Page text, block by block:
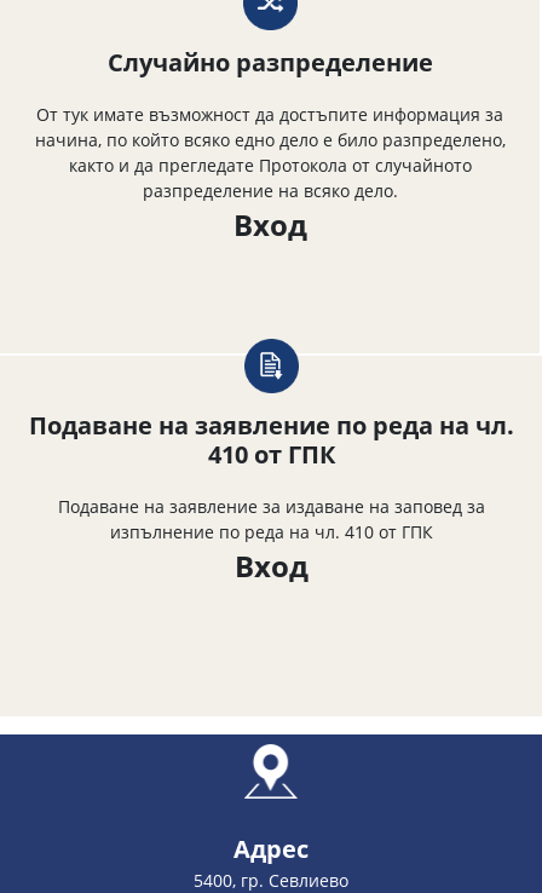
Случайно разпределение
От тук имате възможност да достъпите информация за
начина, по който всяко едно дело е било разпределено,
както и да прегледате Протокола от случайното
разпределение на всяко дело.
Вход
Подаване на заявление по реда на чл.
410 от ГПК
Подаване на заявление за издаване на заповед за
изпълнение по реда на чл. 410 от ГПК
Вход
Адрес
5400, гр. Севлиево